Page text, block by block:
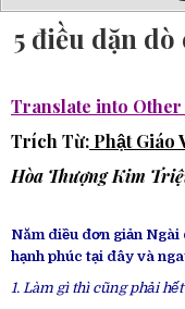
5 điều dặn
Translate into Other
Trích Từ: Phật Giáo
Hòa Thượng Kim
Năm điều đơn giản
hạnh phúc tại đây và
1. Làm gì thì cũng phải